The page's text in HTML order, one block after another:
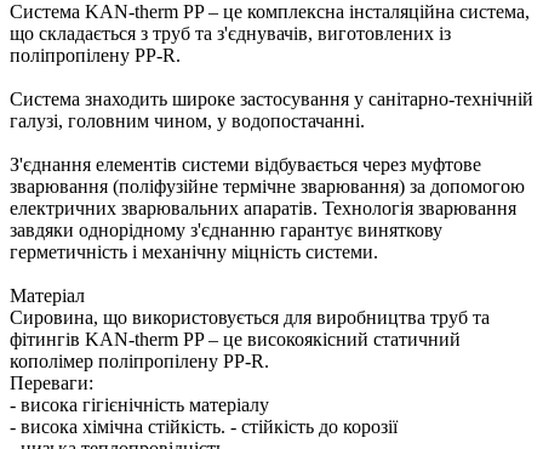
Система KAN-therm PP – це комплексна інсталяційна система,
що складається з труб та з'єднувачів, виготовлених із
поліпропілену PP-R.
Система знаходить широке застосування у санітарно-технічній
галузі, головним чином, у водопостачанні.
З'єднання елементів системи відбувається через муфтове
зварювання (поліфузійне термічне зварювання) за допомогою
електричних зварювальних апаратів. Технологія зварювання
завдяки однорідному з'єднанню гарантує виняткову
герметичність і механічну міцність системи.
Матеріал
Сировина, що використовується для виробництва труб та
фітингів KAN-therm PP – це високоякісний статичний
кополімер поліпропілену PP-R.
Переваги: ​​
- висока гігієнічність матеріалу
- висока хімічна стійкість. - стійкість до корозії